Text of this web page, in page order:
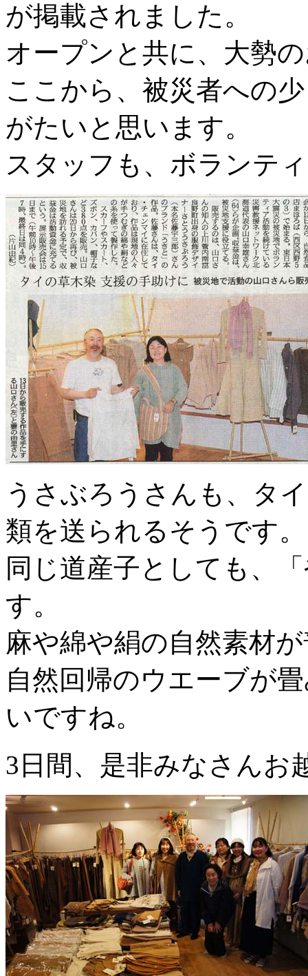
が掲載されました。
オープンと共に、大勢
ここから、被災者への
がたいと思います。
スタッフも、ボランテ
うさぶろうさんも、タ
類を送られるそうです。
同じ道産子としても、
す。
麻や綿や絹の自然素材
自然回帰のウエーブが
いですね。
3日間、是非みなさんお